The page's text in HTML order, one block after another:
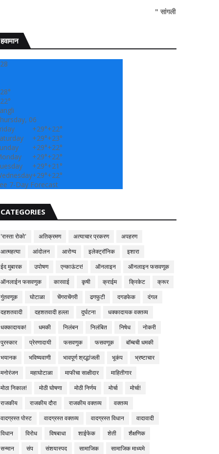
" सांगली दर्पण न्यूज वर आपल्या सर्वांचे
हवामान
28
28°
22°
06
+29°+22°
+29°+23°
+29°+22°
+29°+22°
+29°+21°
+29°+22°
7-Day Forecast
CATEGORIES
'रास्ता रोको' अतिक्रमण अत्याचार प्रकरण
अपहरण
आत्महत्या
आंदोलन आरोग्य इलेक्ट्रॉनिक
इशारा
ईद मुबारक
उपोषण एन्काऊंटर! ऑनलाइन
ऑनलाइन फसवणूक
ऑनलाईन फसवणुक
कारवाई कृषी क्राईम क्रिकेट
क्रूर
गुंतवणूक
घोटाळा चेंगराचेंगरी ढगफुटी दगडफेक
दंगल
दहशतवादी
दहशतवादी हल्ला दुर्घटना
धक्कादायक वक्तव्य
धक्कादायक!
धमकी निलंबन निलंबित निषेध
नोकरी
पुरस्कार
प्रेरणादायी फसवणुक फसवणूक
बॉम्बची धमकी
भयानक
भविष्यवाणी भावपूर्ण श्रद्धांजली भूकंप
भ्रष्टाचार
मनोरंजन
महाघोटाळा माफीचा साक्षीदार
माहितीगार
मोठा निकाल!
मोठी घोषणा मोठी निर्णय मोर्चा
मोर्चा!
राजकीय
राजकीय दौरा राजकीय वक्तव्य
वक्तव्य
वादग्रस्त पोस्ट
वादग्रस्त वक्तव्य वादग्रस्त विधान
वादावादी
विधान
विरोध विषबाधा शाईफेक शेती
शैक्षणिक
सन्मान
संप संशयास्पद सामाजिक
सामाजिक माध्यमे